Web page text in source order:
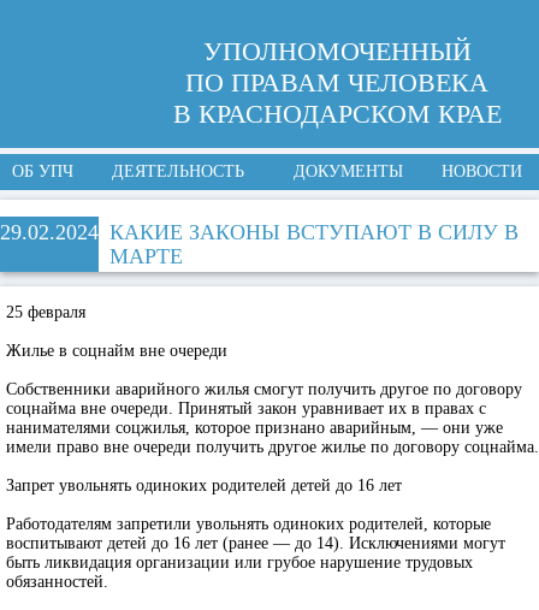
УПОЛНОМОЧЕННЫЙ
ПО ПРАВАМ ЧЕЛОВЕКА
В КРАСНОДАРСКОМ КРАЕ
ОБ УПЧ ДЕЯТЕЛЬНОСТЬ ДОКУМЕНТЫ НОВОСТИ
29.02.2024 КАКИЕ ЗАКОНЫ ВСТУПАЮТ В СИЛУ В
МАРТЕ
25 февраля
Жилье в соцнайм вне очереди
Собственники аварийного жилья смогут получить другое по договору
соцнайма вне очереди. Принятый закон уравнивает их в правах с
нанимателями соцжилья, которое признано аварийным, — они уже
имели право вне очереди получить другое жилье по договору соцнайма.
Запрет увольнять одиноких родителей детей до 16 лет
Работодателям запретили увольнять одиноких родителей, которые
воспитывают детей до 16 лет (ранее — до 14). Исключениями могут
быть ликвидация организации или грубое нарушение трудовых
обязанностей.